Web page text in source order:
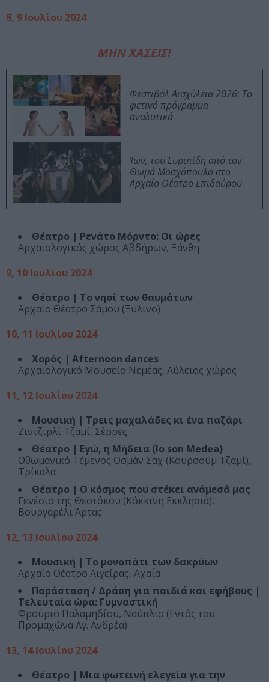
8, 9 Ιουλίου 2024
ΜΗΝ ΧΑΣΕΙΣ!
Φεστιβάλ Αισχύλεια 2026: Το
φετινό πρόγραμμα
αναλυτικά
Ίων, του Ευριπίδη από τον
Θωμά Μοσχόπουλο στο
Αρχαίο Θέατρο Επιδαύρου
Θέατρο | Ρενάτο Μόρντο: Οι ώρες
Αρχαιολογικός χώρος Αβδήρων, Ξάνθη
9, 10 Ιουλίου 2024
Θέατρο | Το νησί των θαυμάτων
Αρχαίο Θέατρο Σάμου (Ξύλινο)
10, 11 Ιουλίου 2024
Χορός | Afternoon dances
Αρχαιολογικό Μουσείο Νεμέας, Αύλειος χώρος
11, 12 Ιουλίου 2024
Μουσική | Τρεις μαχαλάδες κι ένα παζάρι
Ζιντζιρλί Τζαμί, Σέρρες
Θέατρο | Eγώ, η Μήδεια (Io son Medea)
Οθωμανικό Τέμενος Οσμάν Σαχ (Κουρσούμ Τζαμί),
Τρίκαλα
Θέατρο | Ο κόσμος που στέκει ανάμεσά μας
Γενέσιο της Θεοτόκου (Κόκκινη Εκκλησιά),
Βουργαρέλι Άρτας
12, 13 Ιουλίου 2024
Μουσική | Το μονοπάτι των δακρύων
Αρχαίο Θέατρο Αιγείρας, Αχαΐα
Παράσταση / Δράση για παιδιά και εφήβους |
Τελευταία ώρα: Γυμναστική
Φρούριο Παλαμηδίου, Ναύπλιο (Εντός του
Προμαχώνα Αγ. Ανδρέα)
13, 14 Ιουλίου 2024
Θέατρο | Μια φωτεινή ελεγεία για την